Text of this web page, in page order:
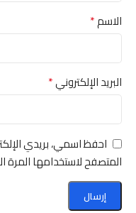
الاسم*
البريد الإلكتروني*
احفظ اسمي، بريدي
المتصفح لاستخدامها المرة